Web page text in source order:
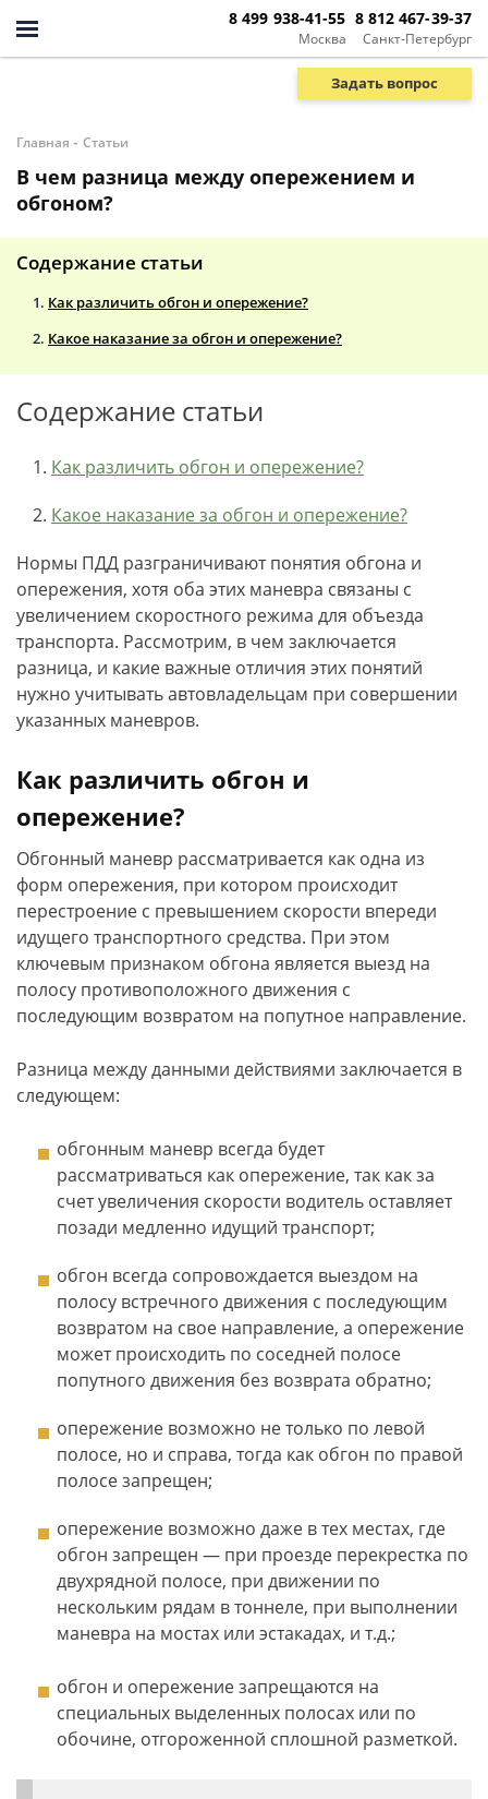
Москва
8 499 938-41-55
Санкт-Петербург
8 812 467-39-37
Задать вопрос
Главная - Статьи
В чем разница между опережением и
обгоном?
Содержание статьи
Как различить обгон и опережение?
Какое наказание за обгон и опережение?
Содержание статьи
Как различить обгон и опережение?
Какое наказание за обгон и опережение?
Нормы ПДД разграничивают понятия обгона и
опережения, хотя оба этих маневра связаны с
увеличением скоростного режима для объезда
транспорта. Рассмотрим, в чем заключается
разница, и какие важные отличия этих понятий
нужно учитывать автовладельцам при совершении
указанных маневров.
Как различить обгон и
опережение?
Обгонный маневр рассматривается как одна из
форм опережения, при котором происходит
перестроение с превышением скорости впереди
идущего транспортного средства. При этом
ключевым признаком обгона является выезд на
полосу противоположного движения с
последующим возвратом на попутное направление.
Разница между данными действиями заключается в
следующем:
обгонным маневр всегда будет
рассматриваться как опережение, так как за
счет увеличения скорости водитель оставляет
позади медленно идущий транспорт;
обгон всегда сопровождается выездом на
полосу встречного движения с последующим
возвратом на свое направление, а опережение
может происходить по соседней полосе
попутного движения без возврата обратно;
опережение возможно не только по левой
полосе, но и справа, тогда как обгон по правой
полосе запрещен;
опережение возможно даже в тех местах, где
обгон запрещен — при проезде перекрестка по
двухрядной полосе, при движении по
нескольким рядам в тоннеле, при выполнении
маневра на мостах или эстакадах, и т.д.;
обгон и опережение запрещаются на
специальных выделенных полосах или по
обочине, отгороженной сплошной разметкой.